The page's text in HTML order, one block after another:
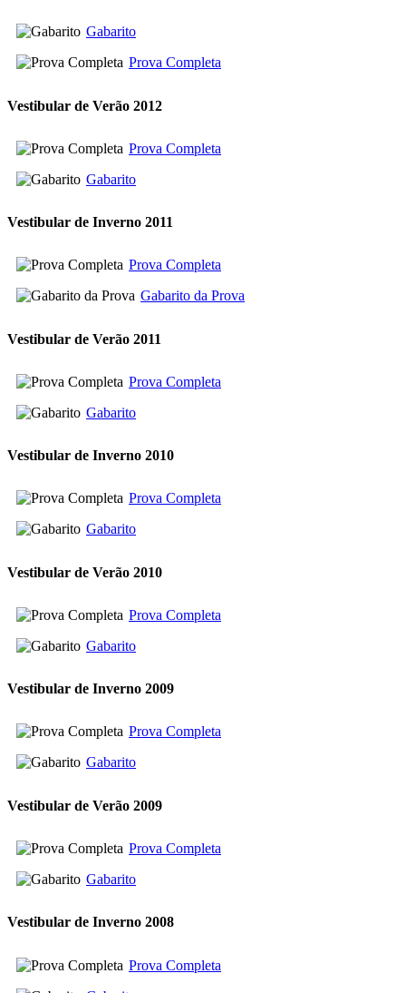
Gabarito
Prova Completa
Vestibular de Verão 2012
Prova Completa
Gabarito
Vestibular de Inverno 2011
Prova Completa
Gabarito da Prova
Vestibular de Verão 2011
Prova Completa
Gabarito
Vestibular de Inverno 2010
Prova Completa
Gabarito
Vestibular de Verão 2010
Prova Completa
Gabarito
Vestibular de Inverno 2009
Prova Completa
Gabarito
Vestibular de Verão 2009
Prova Completa
Gabarito
Vestibular de Inverno 2008
Prova Completa